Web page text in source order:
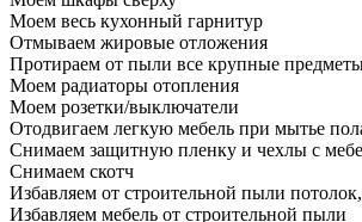
Моем весь кухонный гарнитур
Отмываем жировые отложения
Протираем от пыли все крупные
Моем радиаторы отопления
Моем розетки/выключатели
Отодвигаем легкую мебель при мытье
Снимаем защитную пленку и чехлы с
Снимаем скотч
Избавляем от строительной пыли
Избавляем мебель от строительной пыли